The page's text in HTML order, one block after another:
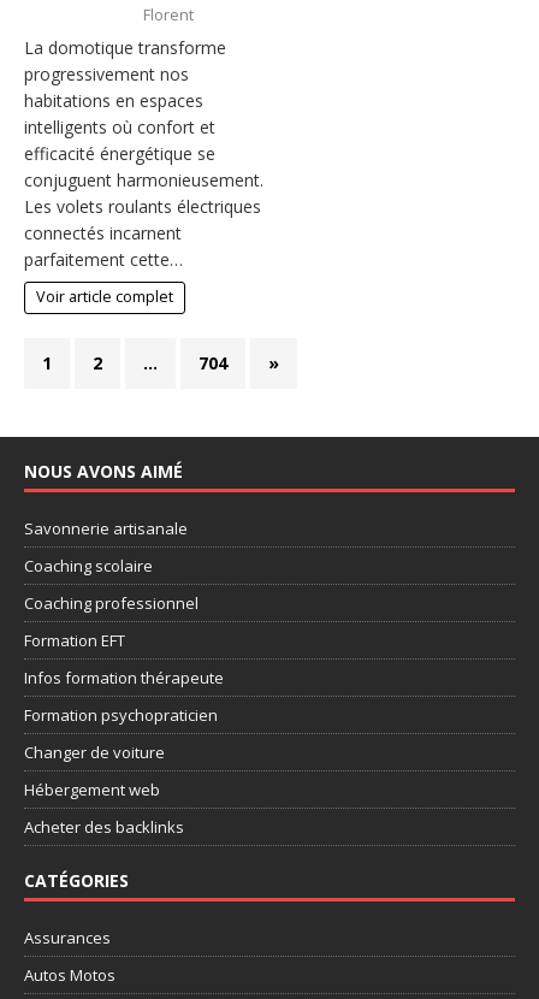
Florent
La domotique transforme
progressivement nos
habitations en espaces
intelligents où confort et
efficacité énergétique se
conjuguent harmonieusement.
Les volets roulants électriques
connectés incarnent
parfaitement cette…
Voir article complet
1 2 … 704 »
NOUS AVONS AIMÉ
Savonnerie artisanale
Coaching scolaire
Coaching professionnel
Formation EFT
Infos formation thérapeute
Formation psychopraticien
Changer de voiture
Hébergement web
Acheter des backlinks
CATÉGORIES
Assurances
Autos Motos